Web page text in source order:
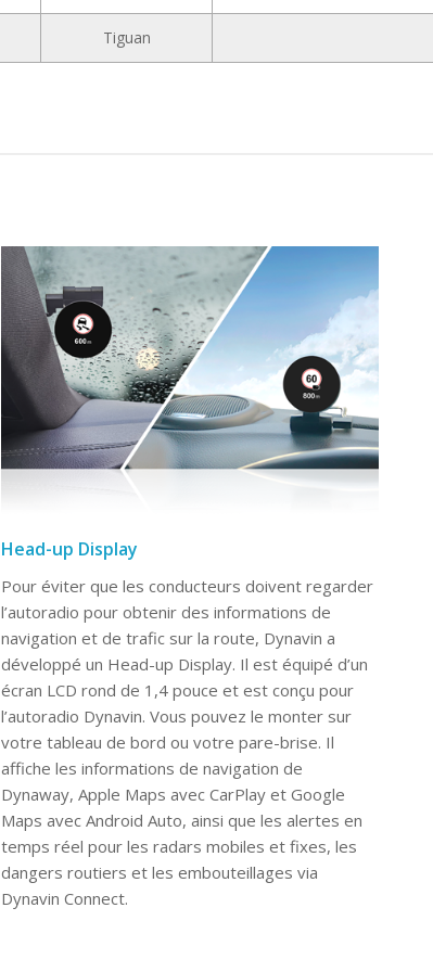
Tiguan
Head-up Display
Pour éviter que les conducteurs doivent regarder
l’autoradio pour obtenir des informations de
navigation et de trafic sur la route, Dynavin a
développé un Head-up Display. Il est équipé d’un
écran LCD rond de 1,4 pouce et est conçu pour
l’autoradio Dynavin. Vous pouvez le monter sur
votre tableau de bord ou votre pare-brise. Il
affiche les informations de navigation de
Dynaway, Apple Maps avec CarPlay et Google
Maps avec Android Auto, ainsi que les alertes en
temps réel pour les radars mobiles et fixes, les
dangers routiers et les embouteillages via
Dynavin Connect.